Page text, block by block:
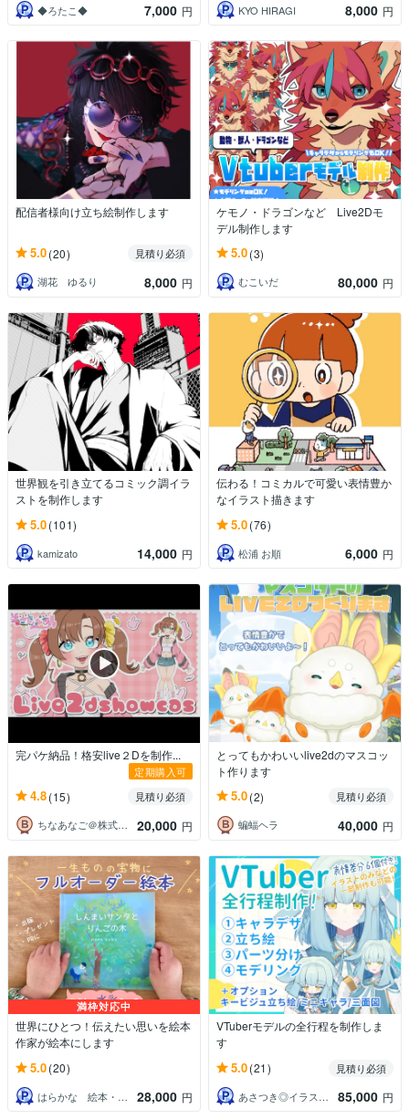
◆ろたこ◆
7,000 円
KYO HIRAGI
8,000 円
配信者様向け立ち絵制作します
5.0(20)
見積り必須
湖花 ゆるり
8,000 円
ケモノ・ドラゴンなど Live2Dモ
デル制作します
5.0(3)
むこいだ 80,000 円
世界観を引き立てるコミック調イラ
ストを制作します
5.0(101)
kamizato 14,000 円
伝わる！コミカルで可愛い表情豊か
なイラスト描きます
5.0(76)
松浦 お順 6,000 円
完パケ納品！格安live２Dを制作...
定期購入可
4.8(15)
見積り必須
ちなあなご＠株式会社Talerium
20,000 円
とってもかわいいlive2dのマスコッ
ト作ります
5.0(2)
見積り必須
蝙蝠ヘラ
40,000 円
満枠対応中
世界にひとつ！伝えたい思いを絵本
作家が絵本にします
5.0(20)
はらかな 絵本・水彩イラスト 28,000 円
VTuberモデルの全行程を制作しま
す
5.0(21)
見積り必須
あさつき◎イラストレーター
85,000 円